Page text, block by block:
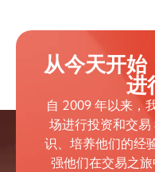
从今天开始
进
自 2009 年以来，
场进行投资和交
识、培养他们的经
强他们在交易之